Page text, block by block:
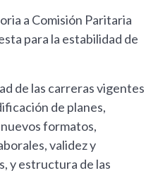
a Comisión Paritaria
para la estabilidad de
de las carreras vigentes
de planes,
formatos,
validez y
y estructura de las